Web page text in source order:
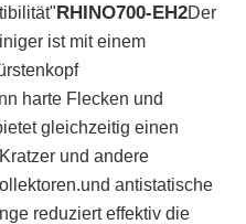
RHINO700-EH2Der
ist mit einem
harte Flecken und
gleichzeitig einen
und andere
antistatische
reduziert effektiv die